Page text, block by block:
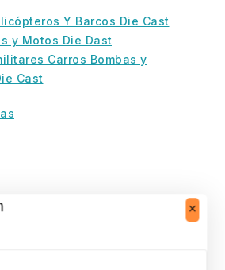
Y Barcos Die Cast
y Motos Die Dast
Carros Bombas y
Cast